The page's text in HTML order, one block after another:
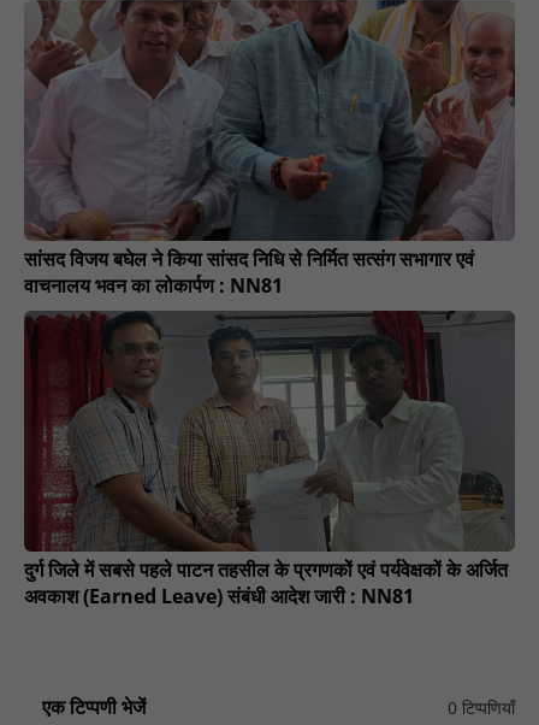
सांसद विजय बघेल ने किया सांसद निधि से निर्मित सत्संग सभागार एवं
वाचनालय भवन का लोकार्पण : NN81
दुर्ग जिले में सबसे पहले पाटन तहसील के प्रगणकों एवं पर्यवेक्षकों के अर्जित
अवकाश (Earned Leave) संबंधी आदेश जारी : NN81
एक टिप्पणी भेजें 0 टिप्पणियाँ